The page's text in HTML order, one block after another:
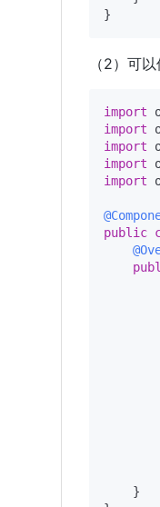
（2）可
import
import
import
import
import
public
    }